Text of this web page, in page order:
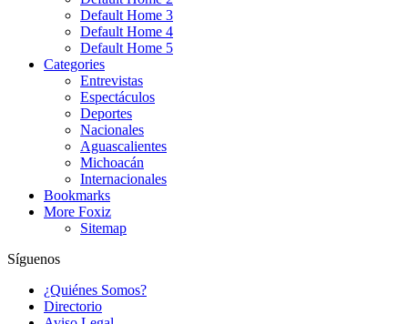
Default Home 3
Default Home 4
Default Home 5
Categories
Entrevistas
Espectáculos
Deportes
Nacionales
Aguascalientes
Michoacán
Internacionales
Bookmarks
More Foxiz
Sitemap
Síguenos
¿Quiénes Somos?
Directorio